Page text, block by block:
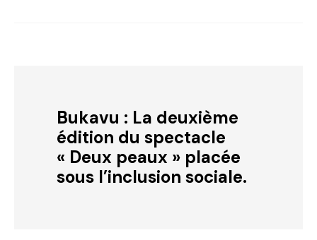
Bukavu : La deuxième
édition du spectacle
« Deux peaux » placée
sous l’inclusion sociale.